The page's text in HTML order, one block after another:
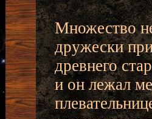
Множество
дружески
древнего
и он лежал